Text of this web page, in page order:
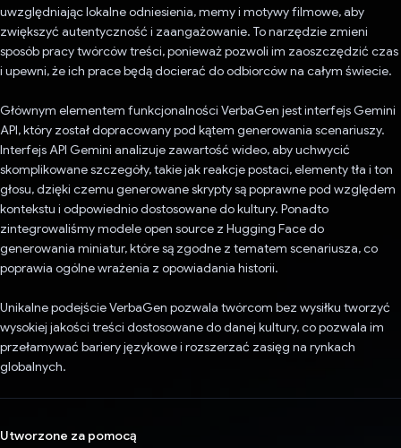
uwzględniając lokalne odniesienia, memy i motywy filmowe, aby
zwiększyć autentyczność i zaangażowanie. To narzędzie zmieni
sposób pracy twórców treści, ponieważ pozwoli im zaoszczędzić czas
i upewni, że ich prace będą docierać do odbiorców na całym świecie.
Głównym elementem funkcjonalności VerbaGen jest interfejs Gemini
API, który został dopracowany pod kątem generowania scenariuszy.
Interfejs API Gemini analizuje zawartość wideo, aby uchwycić
skomplikowane szczegóły, takie jak reakcje postaci, elementy tła i ton
głosu, dzięki czemu generowane skrypty są poprawne pod względem
kontekstu i odpowiednio dostosowane do kultury. Ponadto
zintegrowaliśmy modele open source z Hugging Face do
generowania miniatur, które są zgodne z tematem scenariusza, co
poprawia ogólne wrażenia z opowiadania historii.
Unikalne podejście VerbaGen pozwala twórcom bez wysiłku tworzyć
wysokiej jakości treści dostosowane do danej kultury, co pozwala im
przełamywać bariery językowe i rozszerzać zasięg na rynkach
globalnych.
Utworzone za pomocą